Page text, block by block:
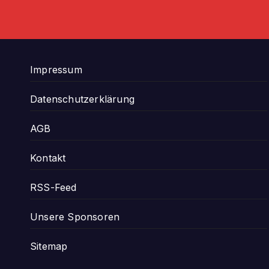
Impressum
Datenschutzerklärung
AGB
Kontakt
RSS-Feed
Unsere Sponsoren
Sitemap